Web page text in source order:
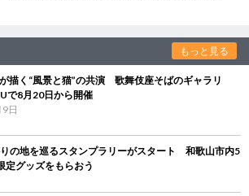
もっと見る
描く“風景と猫”の共演 歌舞伎座そばのギャラリ
で8月20日から開催
日
の地を巡るスタンプラリーがスタート 和歌山市内5
定グッズをもらおう